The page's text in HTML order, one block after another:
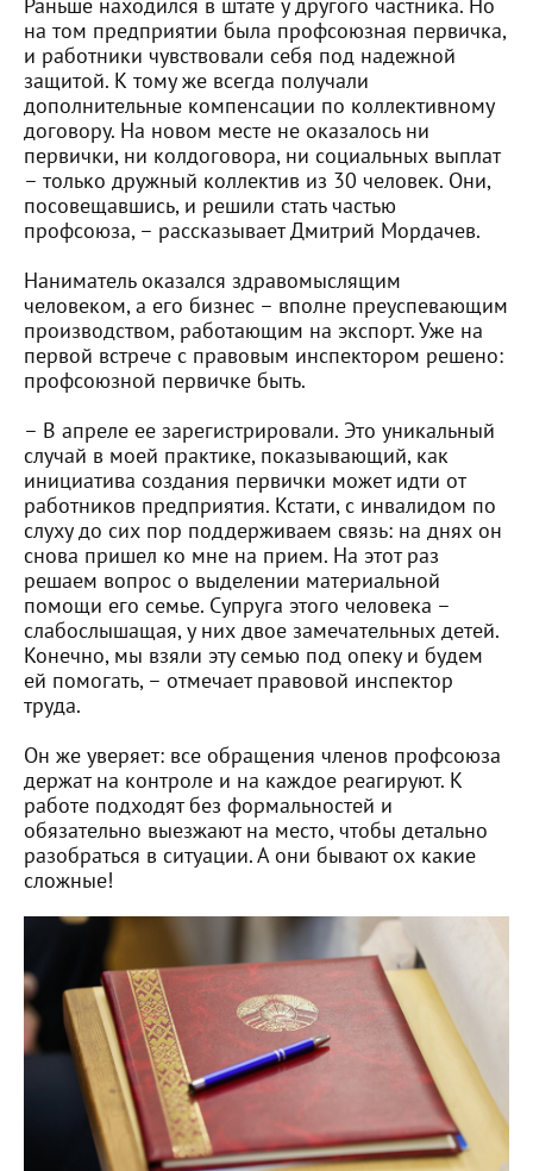
Раньше находился в штате у другого частника. Но
на том предприятии была профсоюзная первичка,
и работники чувствовали себя под надежной
защитой. К тому же всегда получали
дополнительные компенсации по коллективному
договору. На новом месте не оказалось ни
первички, ни колдоговора, ни социальных выплат
– только дружный коллектив из 30 человек. Они,
посовещавшись, и решили стать частью
профсоюза, – рассказывает Дмитрий Мордачев.
Наниматель оказался здравомыслящим
человеком, а его бизнес – вполне преуспевающим
производством, работающим на экспорт. Уже на
первой встрече с правовым инспектором решено:
профсоюзной первичке быть.
– В апреле ее зарегистрировали. Это уникальный
случай в моей практике, показывающий, как
инициатива создания первички может идти от
работников предприятия. Кстати, с инвалидом по
слуху до сих пор поддерживаем связь: на днях он
снова пришел ко мне на прием. На этот раз
решаем вопрос о выделении материальной
помощи его семье. Супруга этого человека –
слабослышащая, у них двое замечательных детей.
Конечно, мы взяли эту семью под опеку и будем
ей помогать, – отмечает правовой инспектор
труда.
Он же уверяет: все обращения членов профсоюза
держат на контроле и на каждое реагируют. К
работе подходят без формальностей и
обязательно выезжают на место, чтобы детально
разобраться в ситуации. А они бывают ох какие
сложные!